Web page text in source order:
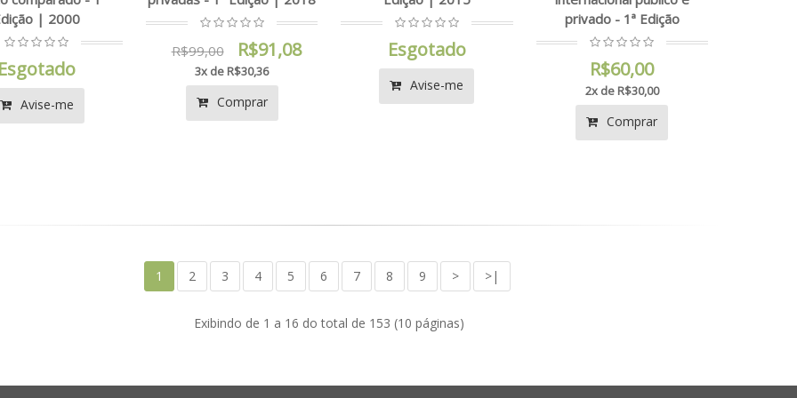
| 2000
Avise-me
R$99,00 R$91,08
3x de R$30,36
Comprar
Esgotado
Avise-me
privado - 1ª Edição
R$60,00
2x de R$30,00
Comprar
1 2 3 4 5 6 7 8 9 > >|
Exibindo de 1 a 16 do total de 153 (10 páginas)